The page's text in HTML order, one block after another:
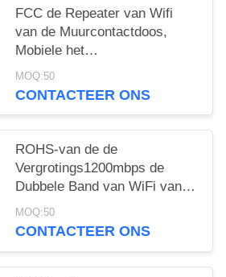
FCC de Repeater van Wifi
van de Muurcontactdoos,
Mobiele het
Signaalspanningsverhoger
van RJ45 4G
MOQ:50
CONTACTEER ONS
ROHS-van de de
Vergrotings1200mbps de
Dubbele Band van WiFi van
de Muurstop Repeater van
Wifi
MOQ:50
CONTACTEER ONS